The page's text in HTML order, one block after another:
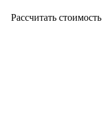
Рассчитать стоимость